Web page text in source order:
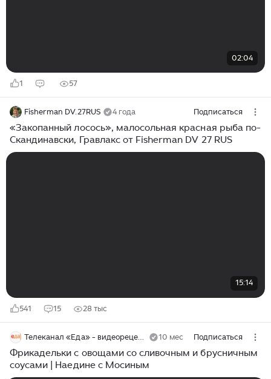
02:04
1 57
Fisherman DV.27RUS 4 года Подписаться
«Закопанный лосось», малосольная красная рыба по-
Скандинавски, Гравлакс от Fisherman DV 27 RUS
15:14
541 15 28 тыс
10 мес Подписаться
Фрикадельки с овощами со сливочным и брусничным
соусами | Наедине с Мосиным